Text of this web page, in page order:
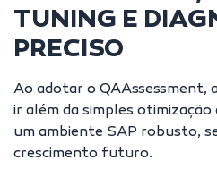
TUNING E
PRECISO
Ao adotar o QAAssessment,
ir além da simples
um ambiente SAP robusto,
crescimento futuro.